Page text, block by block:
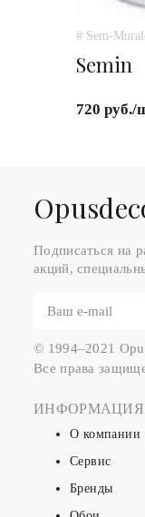
# Sem-
Semin
720 руб./
Подписаться на
акций,
© 1994–2021
Все права
ИНФОРМАЦИЯ
О компании
Сервис
Бренды